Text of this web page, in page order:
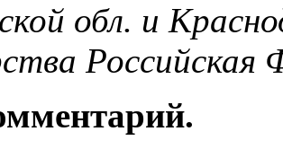
обл. и
Российская